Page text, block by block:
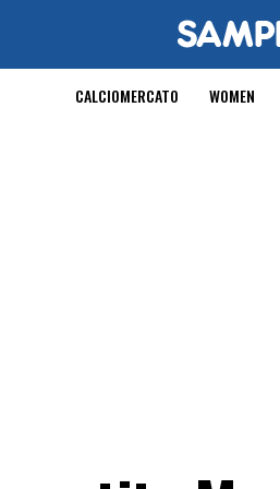
CALCIOMERCATO WOMEN